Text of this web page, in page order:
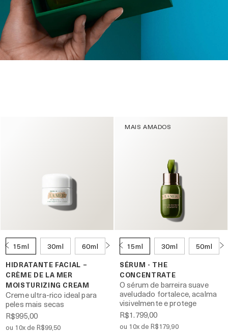
15ml 30ml 60ml 100ml
HIDRATANTE FACIAL –
CRÈME DE LA MER
MOISTURIZING CREAM
Creme ultra-rico ideal para
peles mais secas
R$995,00
ou 10x de R$99,50
MAIS AMADOS
15ml 30ml 50ml
SÉRUM - THE
CONCENTRATE
O sérum de barreira suave
aveludado fortalece, acalma
visivelmente e protege
R$1.799,00
ou 10x de R$179,90